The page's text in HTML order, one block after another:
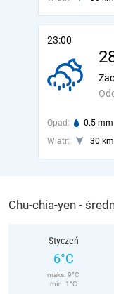
23:00
Opad: 0.5 mm
Wiatr:
30
Chu-chia-yen -
Styczeń
6°C
maks. 9°C
min. 1°C